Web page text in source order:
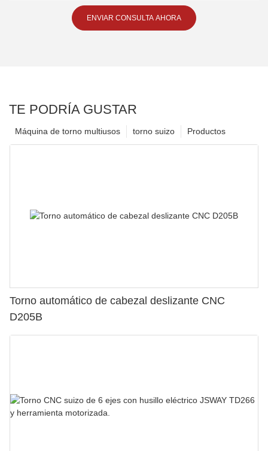
ENVIAR CONSULTA AHORA
TE PODRÍA GUSTAR
Productos
torno suizo
Máquina de torno multiusos
Torno automático de cabezal deslizante CNC
D205B